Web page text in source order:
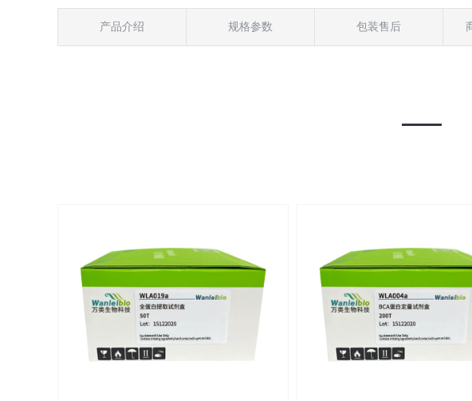
产品介绍 规格参数 包装售后